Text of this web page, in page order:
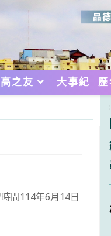
之友 大事紀
間114年6月14日